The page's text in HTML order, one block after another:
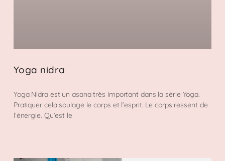
Yoga nidra
Yoga Nidra est un asana très important dans la série Yoga.
Pratiquer cela soulage le corps et l’esprit. Le corps ressent de
l’énergie. Qu’est le